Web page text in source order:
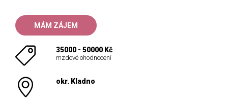
MÁM ZÁJEM
35000 - 50000 Kč
mzdové ohodnocení
okr. Kladno